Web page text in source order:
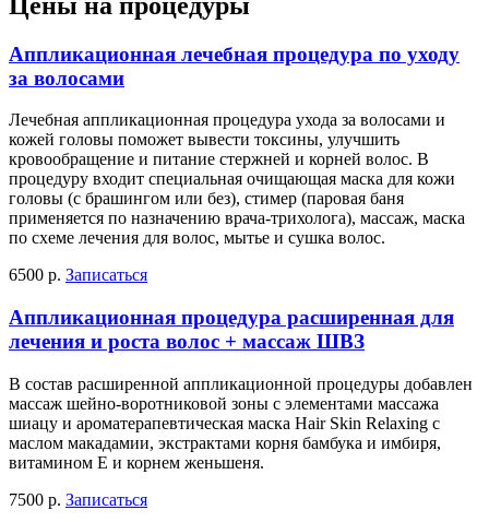
Аппликационная лечебная процедура по уходу
за волосами
Лечебная аппликационная процедура ухода за волосами и
кожей головы поможет вывести токсины, улучшить
кровообращение и питание стержней и корней волос. В
процедуру входит специальная очищающая маска для кожи
головы (с брашингом или без), стимер (паровая баня
применяется по назначению врача-трихолога), массаж, маска
по схеме лечения для волос, мытье и сушка волос.
6500 р. Записаться
Аппликационная процедура расширенная для
лечения и роста волос + массаж ШВЗ
В состав расширенной аппликационной процедуры добавлен
массаж шейно-воротниковой зоны с элементами массажа
шиацу и ароматерапевтическая маска Hair Skin Relaxing с
маслом макадамии, экстрактами корня бамбука и имбиря,
витамином Е и корнем женьшеня.
7500 р. Записаться